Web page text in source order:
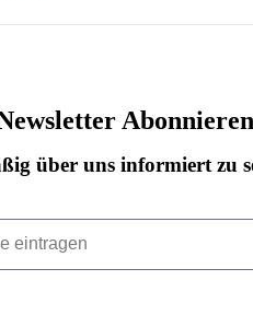
Abonnieren
über uns informiert zu